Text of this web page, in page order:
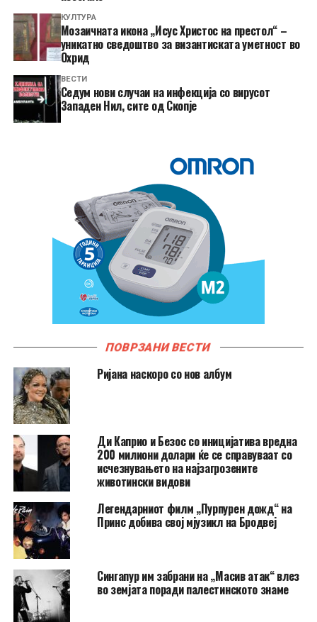
КУЛТУРА
Мозаичната икона „Исус Христос на престол“ –
уникатно сведоштво за византиската уметност во
Охрид
ВЕСТИ
Седум нови случаи на инфекција со вирусот
Западен Нил, сите од Скопје
ПОВРЗАНИ ВЕСТИ
Ријана наскоро со нов албум
Ди Каприо и Безос со иницијатива вредна
200 милиони долари ќе се справуваат со
исчезнувањето на најзагрозените
животински видови
Легендарниот филм „Пурпурен дожд“ на
Принс добива свој мјузикл на Бродвеј
Сингапур им забрани на „Масив атак“ влез
во земјата поради палестинското знаме